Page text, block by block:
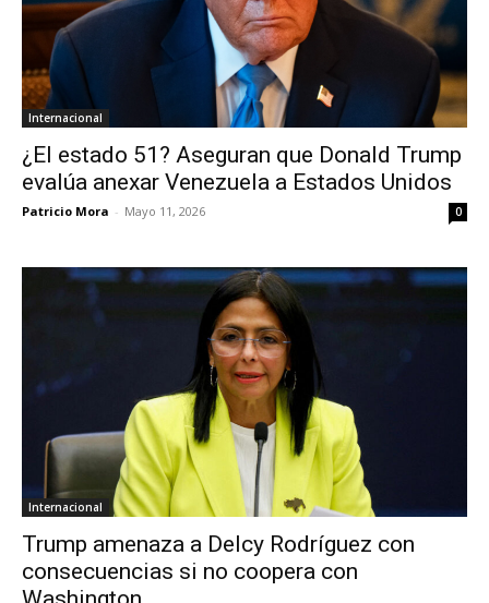
Internacional
¿El estado 51? Aseguran que Donald Trump
evalúa anexar Venezuela a Estados Unidos
Patricio Mora - Mayo 11, 2026 0
Internacional
Trump amenaza a Delcy Rodríguez con
consecuencias si no coopera con